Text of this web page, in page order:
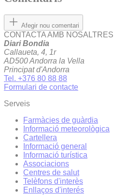
Afegir nou comentari
CONTACTA AMB NOSALTRES
Diari Bondia
Callaueta, 4, 1r
AD500 Andorra la Vella
Principat d'Andorra
Tel. +376 80 88 88
Formulari de contacte
Serveis
Farmàcies de guàrdia
Informació meteorològica
Cartellera
Informació general
Informació turística
Associacions
Centres de salut
Telèfons d'interès
Enllaços d'interés